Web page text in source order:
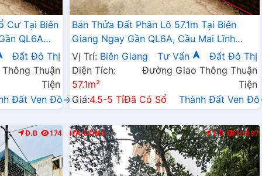
Cư Tại Biên
QL6A
Đất Đô Thị
Thuận
Tiện
Đất Ven Đô→
Bán Thửa Đất Phân Lô 57.1m Tại Biên
Giang Ngay Gần QL6A, Cầu Mai Lĩnh
Đang Mở Rộng Giá Chỉ Vài Tỷ
Vị Trí: Biên Giang Tư Vấn
Đất Đô Thị
Diện Tích:
57.1m²
Đường Giao Thông Thuận
Tiện
Giá:4.5-5 TỉĐã Có Sổ Thành Đất Ven
Đ.B 174 HÀ ĐÔNG T.B 10697